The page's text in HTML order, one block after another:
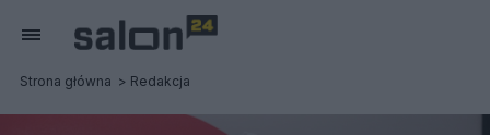
Strona główna Redakcja